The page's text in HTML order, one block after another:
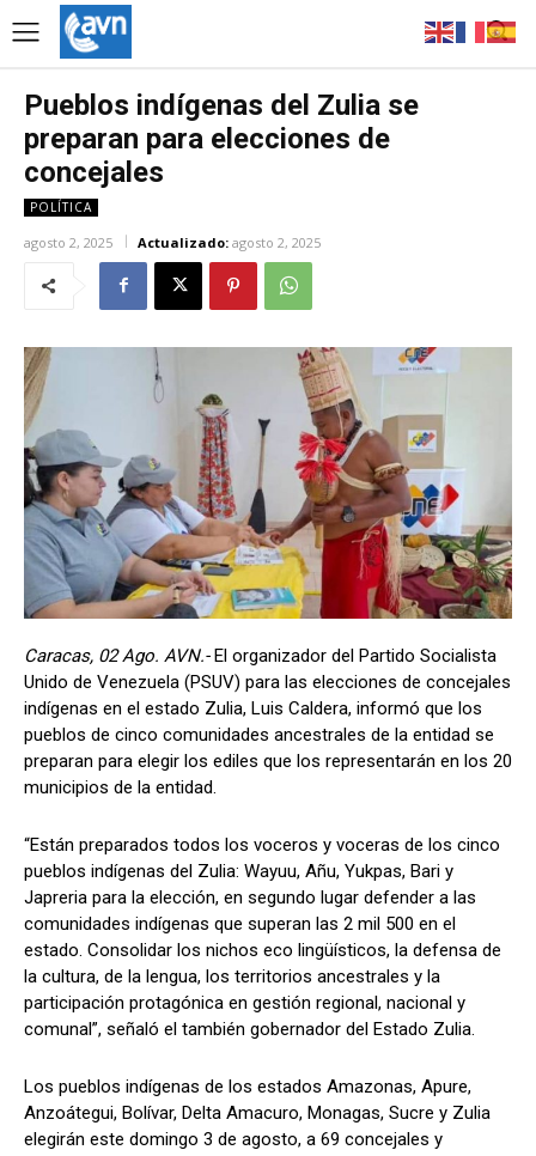
Pueblos indígenas del Zulia se
preparan para elecciones de
concejales
POLÍTICA
agosto 2, 2025 Actualizado: agosto 2, 2025
Caracas, 02 Ago. AVN.-El organizador del Partido Socialista
Unido de Venezuela (PSUV) para las elecciones de concejales
indígenas en el estado Zulia, Luis Caldera, informó que los
pueblos de cinco comunidades ancestrales de la entidad se
preparan para elegir los ediles que los representarán en los 20
municipios de la entidad.
“Están preparados todos los voceros y voceras de los cinco
pueblos indígenas del Zulia: Wayuu, Añu, Yukpas, Bari y
Japreria para la elección, en segundo lugar defender a las
comunidades indígenas que superan las 2 mil 500 en el
estado. Consolidar los nichos eco lingüísticos, la defensa de
la cultura, de la lengua, los territorios ancestrales y la
participación protagónica en gestión regional, nacional y
comunal”, señaló el también gobernador del Estado Zulia.
Los pueblos indígenas de los estados Amazonas, Apure,
Anzoátegui, Bolívar, Delta Amacuro, Monagas, Sucre y Zulia
elegirán este domingo 3 de agosto, a 69 concejales y